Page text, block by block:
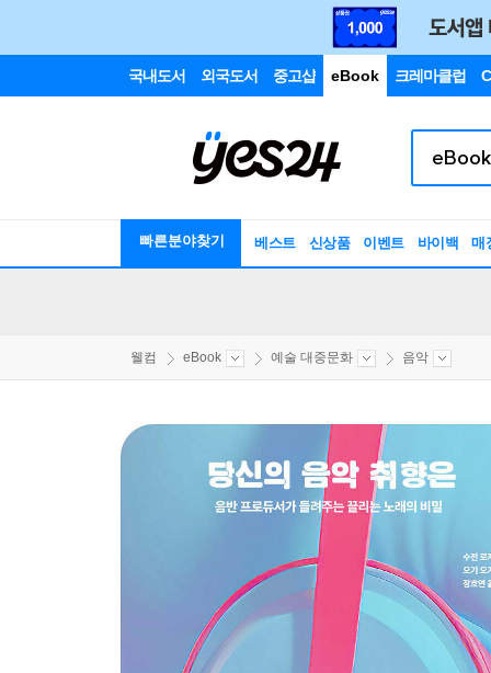
국내도서 외국도서 중고샵 eBook 크레마클럽
빠른분야찾기 베스트 신상품 이벤트 바이백 매
웰컴 eBook 예술 대중문화 음악